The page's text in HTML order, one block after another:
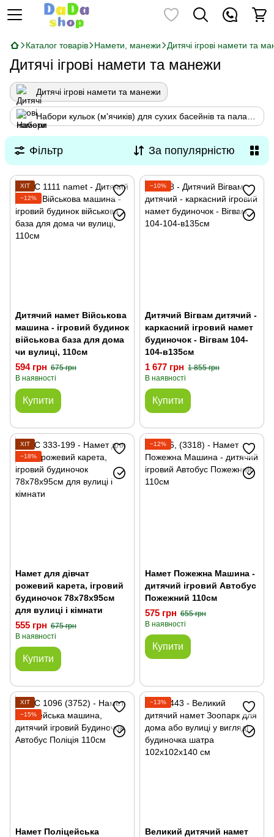
Каталог товарів Намети, манежи Дитячі ігрові намети та
Дитячі ігрові намети та манежи
Дитячі ігрові намети та манежи
Фільтр За популярністю
ХІТ
−12%
Дитячий намет Військова
машина - ігровий будинок
військова база для дома
чи вулиці, 110см
594 грн 675 грн
В наявності
Купити
−10%
Дитячий Вігвам дитячий -
каркасний ігровий намет
будиночок - Вігвам 104-
104-в135см
1 677 грн 1 855 грн
В наявності
Купити
ХІТ
−18%
Намет для дівчат
рожевий карета, ігровий
будиночок 78х78х95см
для вулиці і кімнати
555 грн 675 грн
В наявності
Купити
−12%
Намет Пожежна Машина -
дитячий ігровий Автобус
Пожежний 110см
575 грн 655 грн
В наявності
Купити
ХІТ
−15%
Намет Поліцейська
−13%
Великий дитячий намет